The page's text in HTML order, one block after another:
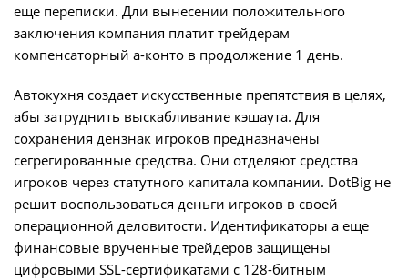
еще переписки. Дли вынесении положительного
заключения компания платит трейдерам
компенсаторный а-конто в продолжение 1 день.
Автокухня создает искусственные препятствия в целях,
абы затруднить выскабливание кэшаута. Для
сохранения дензнак игроков предназначены
сегрегированные средства. Они отделяют средства
игроков через статутного капитала компании. DotBig не
решит воспользоваться деньги игроков в своей
операционной деловитости. Идентификаторы а еще
финансовые врученные трейдеров защищены
цифровыми SSL-сертификатами с 128-битным